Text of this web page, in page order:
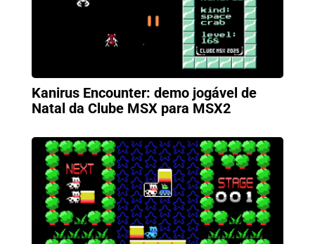
Kanirus Encounter: demo jogável de
Natal da Clube MSX para MSX2